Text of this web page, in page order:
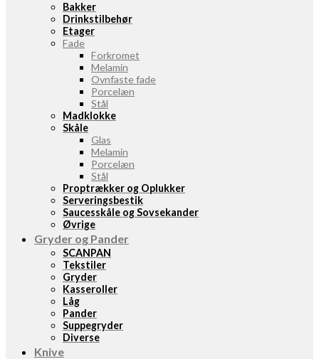
Bakker
Drinkstilbehør
Etager
Fade
Forkromet
Melamin
Ovnfaste fade
Porcelæn
Stål
Madklokke
Skåle
Glas
Melamin
Porcelæn
Stål
Proptrækker og Oplukker
Serveringsbestik
Saucesskåle og Sovsekander
Øvrige
Gryder og Pander
SCANPAN
Tekstiler
Gryder
Kasseroller
Låg
Pander
Suppegryder
Diverse
Knive